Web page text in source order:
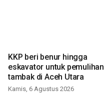
KKP beri benur hingga
eskavator untuk pemulihan
tambak di Aceh Utara
Kamis, 6 Agustus 2026